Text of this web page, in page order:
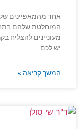
אחד מהמאפיינים
המוחלטת שלהם
מעוניינים להצליח
יש לכם
המשך קריאה »